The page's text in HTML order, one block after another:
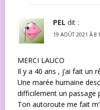
PEL dit :
19 AOÛT 2021 À 8
MERCI LAUCO
Il y a 40 ans , j’ai fait un
Une marée humaine
difficilement un passage
Ton autoroute me fait